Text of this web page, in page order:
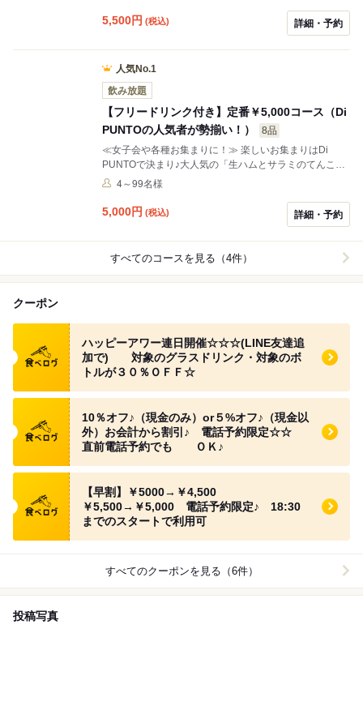
5,500円 (税込) 詳細・予約
人気No.1
飲み放題
【フリードリンク付き】定番￥5,000コース（Di
PUNTOの人気者が勢揃い！）
8品
≪女子会や各種お集まりに！≫ 楽しいお集まりはDi
PUNTOで決まり♪大人気の「生ハムとサラミのてんこ盛
り」から、ディプントの定番メニューが勢揃いのコース
ジです。
4～99名様
5,000円 (税込) 詳細・予約
すべてのコースを見る（4件）
クーポン
食べログ クーポン
ハッピーアワー連日開催☆☆☆(LINE友達追
加で) 対象のグラスドリンク・対象のボ
トルが３０％ＯＦＦ☆
食べログ クーポン
10％オフ♪（現金のみ）or５%オフ♪（現金以
外）お会計から割引♪ 電話予約限定☆☆
直前電話予約でも ＯＫ♪
食べログ クーポン
【早割】￥5000→￥4,500
￥5,500→￥5,000 電話予約限定♪ 18:30
までのスタートで利用可
すべてのクーポンを見る（6件）
投稿写真